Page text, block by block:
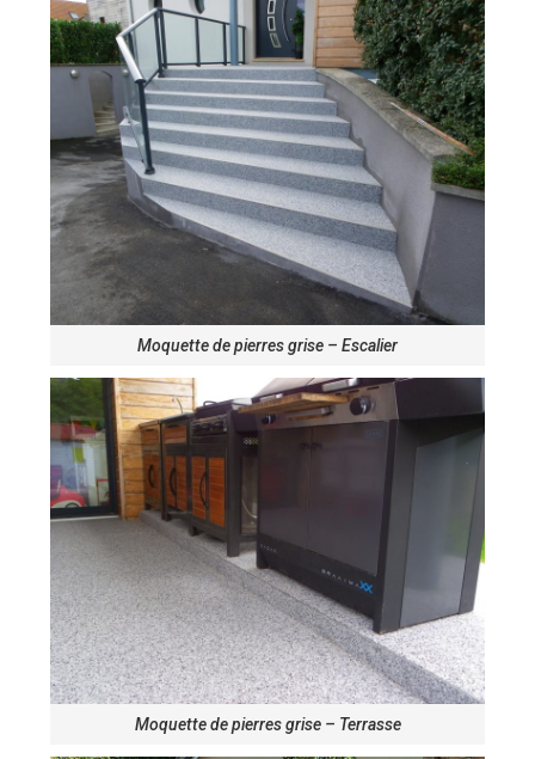
Moquette de pierres grise – Escalier
Moquette de pierres grise – Terrasse